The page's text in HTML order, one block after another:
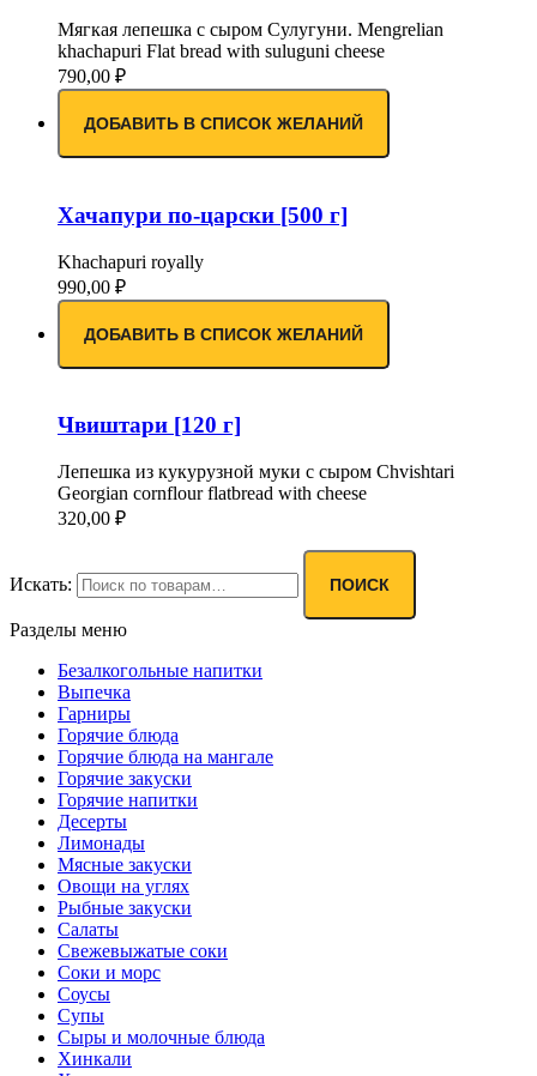
Мягкая лепешка с сыром Сулугуни. Mengrelian
khachapuri Flat bread with suluguni cheese
790,00 ₽
ДОБАВИТЬ В СПИСОК ЖЕЛАНИЙ
Хачапури по-царски [500 г]
Khachapuri royally
990,00 ₽
ДОБАВИТЬ В СПИСОК ЖЕЛАНИЙ
Чвиштари [120 г]
Лепешка из кукурузной муки с сыром Chvishtari
Georgian cornflour flatbread with cheese
320,00 ₽
Искать: ПОИСК
Разделы меню
Безалкогольные напитки
Выпечка
Гарниры
Горячие блюда
Горячие блюда на мангале
Горячие закуски
Горячие напитки
Десерты
Лимонады
Мясные закуски
Овощи на углях
Рыбные закуски
Салаты
Свежевыжатые соки
Соки и морс
Соусы
Супы
Сыры и молочные блюда
Хинкали